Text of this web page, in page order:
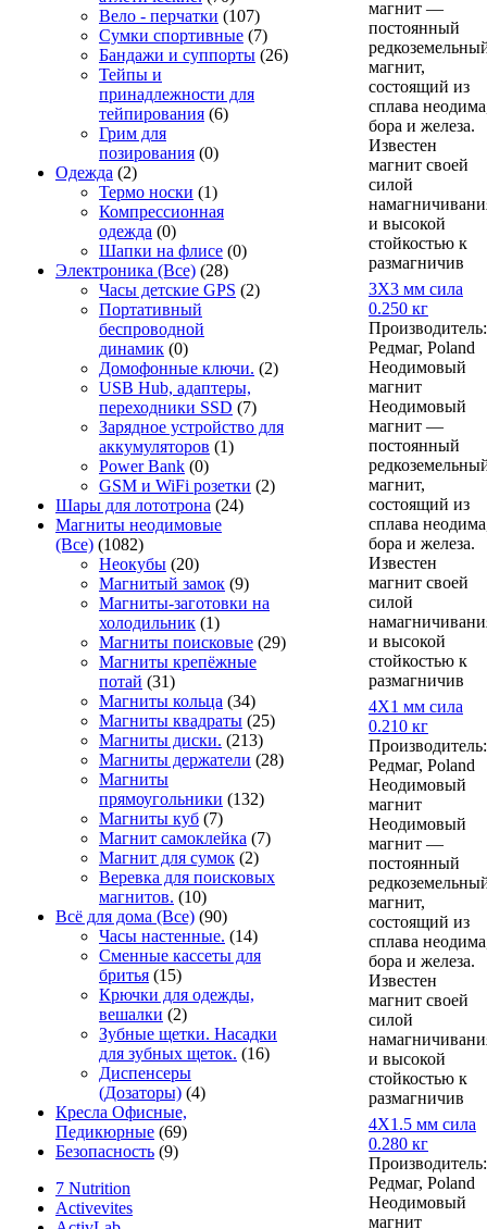
Вело - перчатки (107)
Сумки спортивные (7)
Бандажи и суппорты (26)
Тейпы и
принадлежности для
тейпирования (6)
Грим для
позирования (0)
Одежда (2)
Термо носки (1)
Компрессионная
одежда (0)
Шапки на флисе (0)
Электроника (Все) (28)
Часы детские GPS (2)
Портативный
беспроводной
динамик (0)
Домофонные ключи. (2)
USB Hub, адаптеры,
переходники SSD (7)
Зарядное устройство для
аккумуляторов (1)
Power Bank (0)
GSM и WiFi розетки (2)
Шары для лототрона (24)
Магниты неодимовые
(Все) (1082)
Неокубы (20)
Магнитый замок (9)
Магниты-заготовки на
холодильник (1)
Магниты поисковые (29)
Магниты крепёжные
потай (31)
Магниты кольца (34)
Магниты квадраты (25)
Магниты диски. (213)
Магниты держатели (28)
Магниты
прямоугольники (132)
Магниты куб (7)
Магнит самоклейка (7)
Магнит для сумок (2)
Веревка для поисковых
магнитов. (10)
Всё для дома (Все) (90)
Часы настенные. (14)
Сменные кассеты для
бритья (15)
Крючки для одежды,
вешалки (2)
Зубные щетки. Насадки
для зубных щеток. (16)
Диспенсеры
(Дозаторы) (4)
Кресла Офисные,
Педикюрные (69)
Безопасность (9)
7 Nutrition
Activevites
магнит —
постоянный
магнит,
состоящий из
сплава
бора и железа.
Известен
магнит своей
силой
и высокой
стойкостью к
размагничив
3Х3 мм сила
0.250 кг
Производитель:
Редмаг, Poland
Неодимовый
магнит
Неодимовый
магнит —
постоянный
магнит,
состоящий из
сплава
бора и железа.
Известен
магнит своей
силой
и высокой
стойкостью к
размагничив
4Х1 мм сила
0.210 кг
Производитель:
Редмаг, Poland
Неодимовый
магнит
Неодимовый
магнит —
постоянный
магнит,
состоящий из
сплава
бора и железа.
Известен
магнит своей
силой
и высокой
стойкостью к
размагничив
4Х1.5 мм сила
0.280 кг
Производитель:
Редмаг, Poland
Неодимовый
магнит